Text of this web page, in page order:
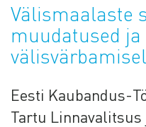
Välismaalaste
muudatused
välisvärbamisel
Eesti Kaubandus-
Tartu Linnavalitsus